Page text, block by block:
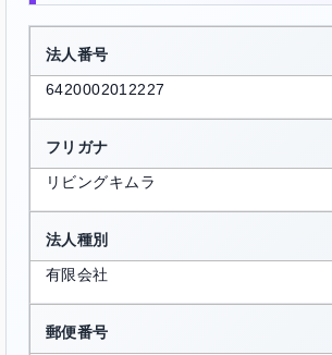
法人番号
6420002012227
フリガナ
リビングキムラ
法人種別
有限会社
郵便番号